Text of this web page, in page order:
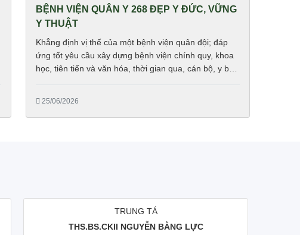
BỆNH VIỆN QUÂN Y 268 ĐẸP Y ĐỨC, VỮNG
Y THUẬT
Khẳng định vị thế của một bệnh viện quân đội; đáp
ứng tốt yêu cầu xây dựng bệnh viện chính quy, khoa
học, tiên tiến và văn hóa, thời gian qua, cán bộ, y bác
25/06/2026
TRUNG TÁ
THS.BS.CKII NGUYỄN BẰNG LỰC